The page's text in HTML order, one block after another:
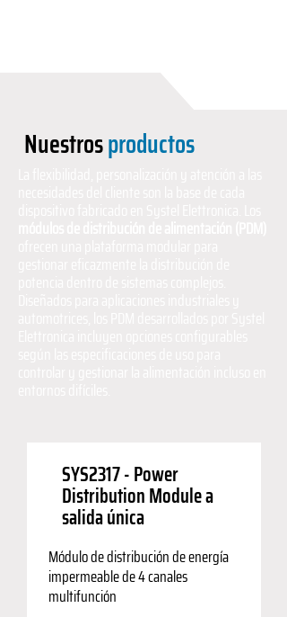
Nuestrosproductos
SYS2317 - Power
Distribution Module a
salida única
Módulo de distribución de energía
impermeable de 4 canales
multifunción